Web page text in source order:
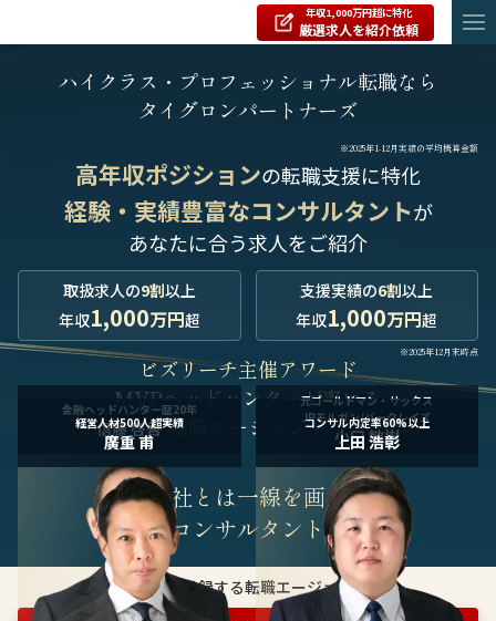
年収1,000万円超に特化
厳選求人を紹介依頼
ハイクラス・プロフェッショナル転職なら
タイグロンパートナーズ
※2025年1-12月実績の平均概算金額
高年収ポジションの転職支援に特化
経験・実績豊富なコンサルタントが
あなたに合う求人をご紹介
取扱求人の9割以上
年収1,000万円超
支援実績の6割以上
年収1,000万円超
※2025年12月末時点
ビズリーチ主催アワード
MVPヘッドハンターが率いる
転職エージェント
金融ヘッドハンター歴20年
信藤 啓吾
元ゴールドマン・サックス
JPモルガン/バークレイズ
小口 敏樹
経営人材500人超実績
廣重 甫
コンサル内定率60%以上
上田 浩彰
他社とは一線を画す
精鋭コンサルタント集団
3万人が登録する転職エージェント